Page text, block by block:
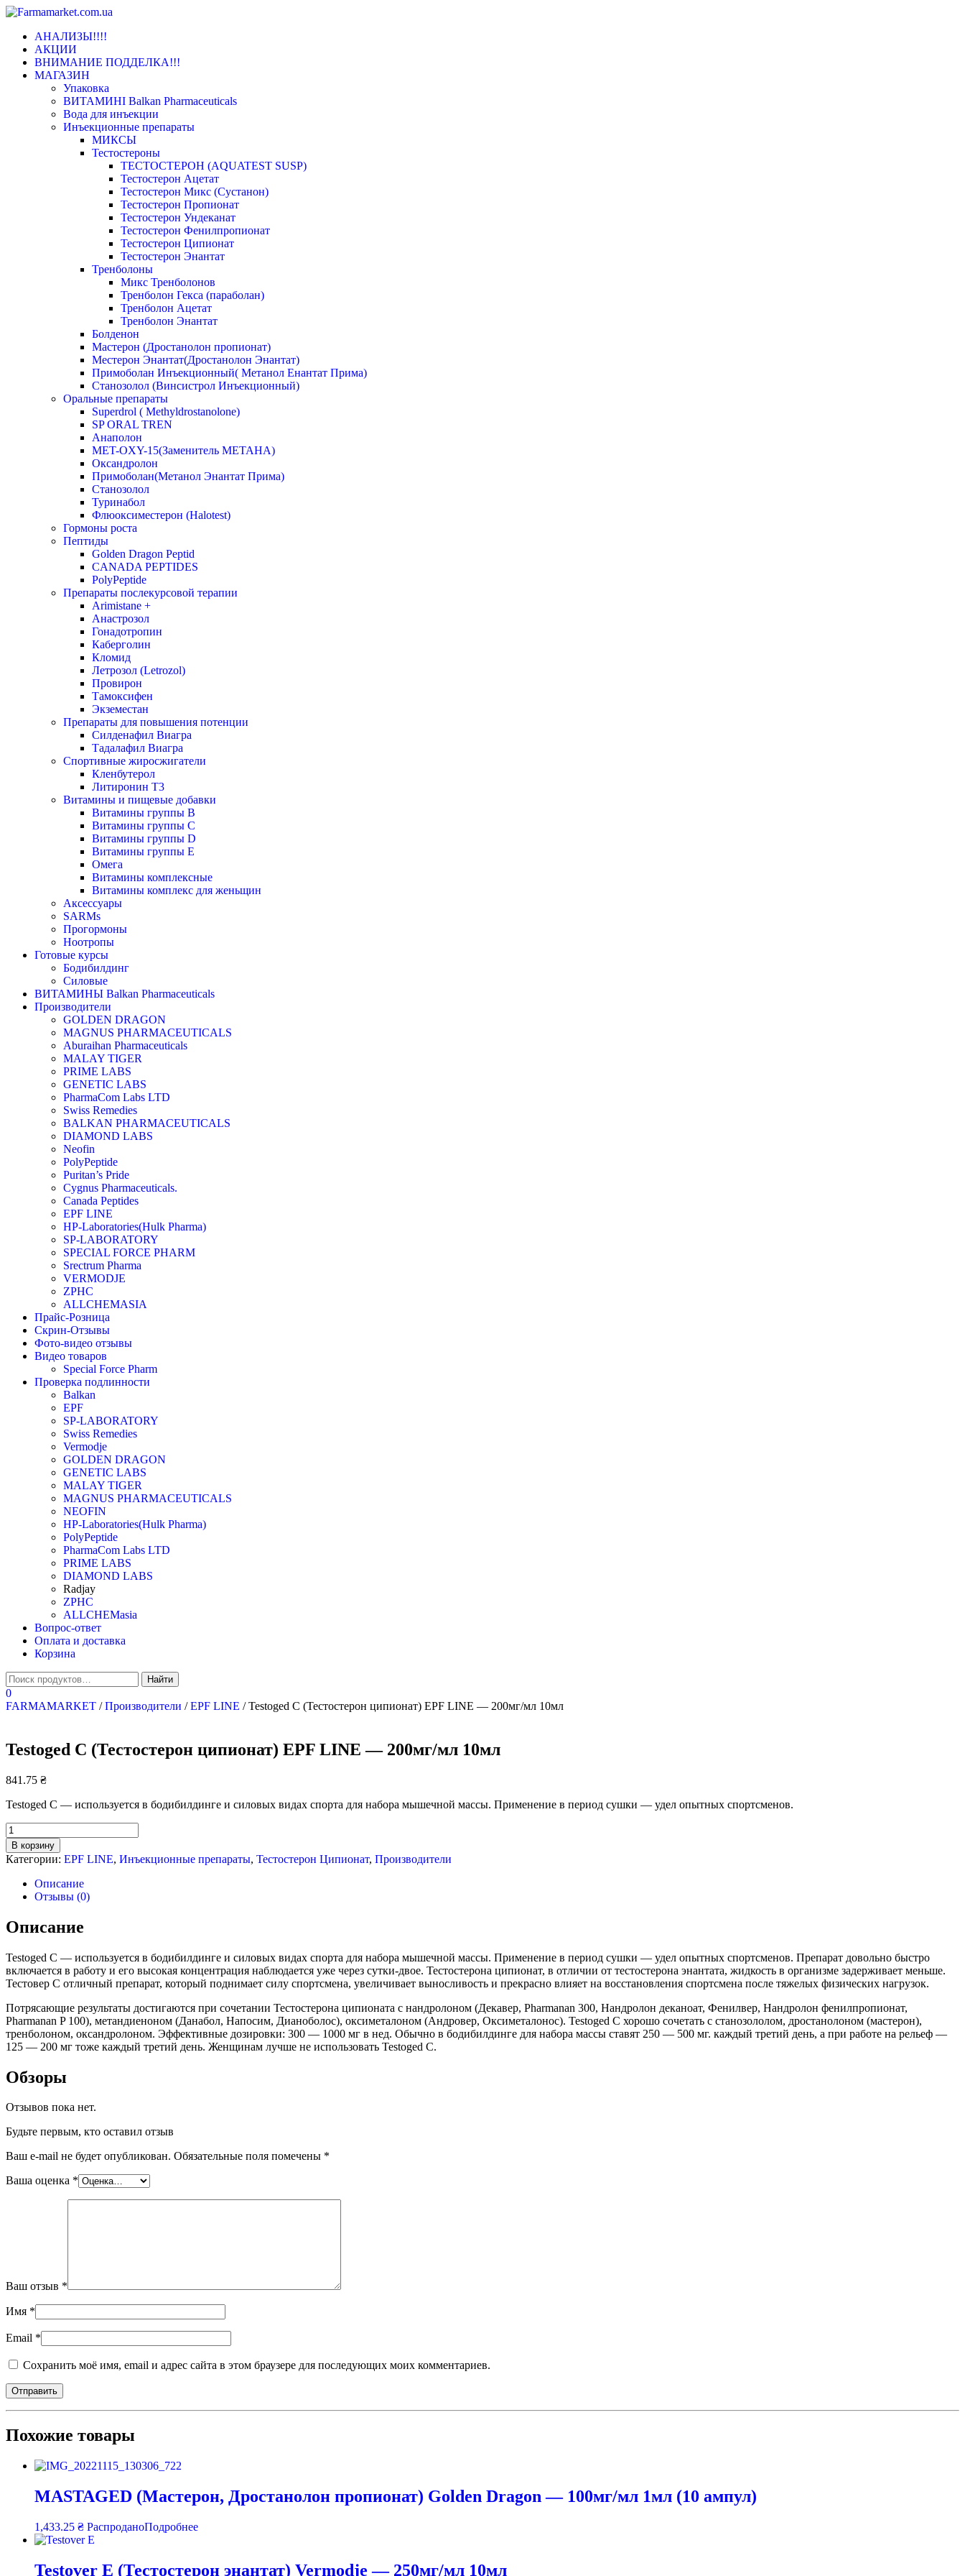
навигациюАНАЛИЗЫ!!!!
АКЦИИ
ВНИМАНИЕ ПОДДЕЛКА!!!
МАГАЗИН
Упаковка
ВИТАМИНІ Balkan Pharmaceuticals
Вода для инъекции
Инъeкциoнныe препараты
МИКСЫ
Тестостероны
ТЕСТОСТЕРОН (AQUATEST SUSP)
Тестостерон Ацетат
Тестостерон Микс (Сустанон)
Тестостерон Пропионат
Тестостерон Ундеканат
Тестостерон Фенилпропионат
Тестостерон Ципионат
Тестостерон Энантат
Тренболоны
Микс Тренболонов
Тренболон Гекса (параболан)
Тренболон Ацетат
Тренболон Энантат
Болденон
Мастерон (Дростанолон пропионат)
Местерон Энантат(Дростанолон Энантат)
Примоболан Инъекционный( Метанол Енантат Прима)
Станозолол (Винсистрол Инъекционный)
Оральные препараты
Superdrol ( Methyldrostanolone)
SP ORAL TREN
Анаполон
MET-OXY-15(Заменитель МЕТАНА)
Оксандролон
Примоболан(Метанол Энантат Прима)
Станoзолол
Туринабол
Флюоксиместерон (Halotest)
Гормоны роста
Пептиды
Golden Dragon Peptid
CANADA PEPTIDES
PolyPeptide
Препараты послекурсовой терапии
Arimistane +
Анастрозол
Гонадотропин
Каберголин
Кломид
Летрозол (Letrozol)
Провирон
Тамоксифен
Экземестан
Препараты для повышения потенции
Силденафил Виагра
Тадалафил Виагра
Спортивные жиросжигатели
Кленбутерол
Литиронин Т3
Витамины и пищевые добавки
Витамины группы В
Витамины группы С
Витамины группы D
Витамины группы Е
Омега
Витамины комплексные
Витамины комплекс для женьщин
Аксессуары
SARMs
Прогормоны
Ноотропы
Готовые курсы
Бодибилдинг
Силовые
ВИТАМИНЫ Balkan Pharmaceuticals
Производители
GOLDEN DRAGON
MAGNUS PHARMACEUTICALS
Aburaihan Pharmaceuticals
MALAY TIGER
PRIME LABS
GENETIC LABS
PharmaCom Labs LTD
Swiss Remedies
BALKAN PHARMACEUTICALS
DIAMOND LABS
Neofin
PolyPeptide
Puritan’s Pride
Cygnus Pharmaceuticals.
Canada Peptides
EPF LINE
HP-Laboratories(Hulk Pharma)
SP-LABORATORY
SPECIAL FORCE PHARM
Srectrum Pharma
VERMODJE
ZPHC
ALLCHEMASIA
Прайс-Розница
Скрин-Отзывы
Фото-видео отзывы
Видео товаров
Special Force Pharm
Проверка подлинности
Balkan
EPF
SP-LABORATORY
Swiss Remedies
Vermodje
GOLDEN DRAGON
GENETIC LABS
MALAY TIGER
MAGNUS PHARMACEUTICALS
NEOFIN
HP-Laboratories(Hulk Pharma)
PolyPeptide
PharmaCom Labs LTD
PRIME LABS
DIAMOND LABS
Radjay
ZPHC
ALLCHEMasia
Вопрос-ответ
Оплата и доставка
Корзина
0
FARMAMARKET /Производители /EPF LINE / Testoged C (Тестостерон ципионат) EPF LINE — 200мг/мл 10мл
Testoged C (Тестостерон ципионат) EPF LINE — 200мг/мл 10мл
841.75 ₴
Testoged C — используется в бодибилдинге и силовых видах спорта для набора мышечной массы. Применение в период сушки — удел опытных спортсменов.
Количество
Testoged
C
(Тестостерон
ципионат)
EPF
200мг/
10мл
В корзину
Категории: EPF LINE, Инъeкциoнныe препараты, Тестостерон Ципионат, Производители
Описание
Отзывы (0)
Описание
Testoged C — используется в бодибилдинге и силовых видах спорта для набора мышечной массы. Применение в период сушки — удел опытных спортсменов. Препарат довольно быстро
включается в работу и его высокая концентрация наблюдается уже через сутки-двое. Тестостерона ципионат, в отличии от тестостерона энантата, жидкость в организме задерживает меньше.
Тестовер C отличный препарат, который поднимает силу спортсмена, увеличивает выносливость и прекрасно влияет на восстановления спортсмена после тяжелых физических нагрузок.
Потрясающие результаты достигаются при сочетании Тестостерона ципионата с нандролоном (Декавер, Pharmanan 300, Нандролон деканоат, Фенилвер, Нандролон фенилпропионат,
Pharmanan P 100), метандиеноном (Данабол, Напосим, Дианоболос), оксиметалоном (Андровер, Оксиметалонос). Testoged C хорошо сочетать с станозололом, дростанолоном (мастерон),
тренболоном, оксандролоном. Эффективные дозировки: 300 — 1000 мг в нед. Обычно в бодибилдинге для набора массы ставят 250 — 500 мг. каждый третий день, а при работе на рельеф —
125 — 200 мг тоже каждый третий день. Женщинам лучше не использовать Testoged C.
Обзоры
Отзывов пока нет.
Будьте первым, кто оставил отзыв
Ваш e-mail не будет опубликован. Обязательные поля помечены *
Ваша оценка *
Ваш отзыв *
Имя *
Email *
Сохранить моё имя, email и адрес сайта в этом браузере для последующих моих комментариев.
Похожие товары
MASTAGED (Мастерон, Дростанолон пропионат) Golden Dragon — 100мг/мл 1мл (10 ампул)
1,433.25 ₴ РаспроданоПодробнее
Testover E (Тестостерон энантат) Vermodje — 250мг/мл 10мл